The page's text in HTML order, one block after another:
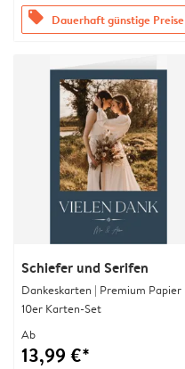
offers Dauerhaft günstige Preise
Schiefer und Serifen
Dankeskarten | Premium Papier
10er Karten-Set
Ab
13,99 €*